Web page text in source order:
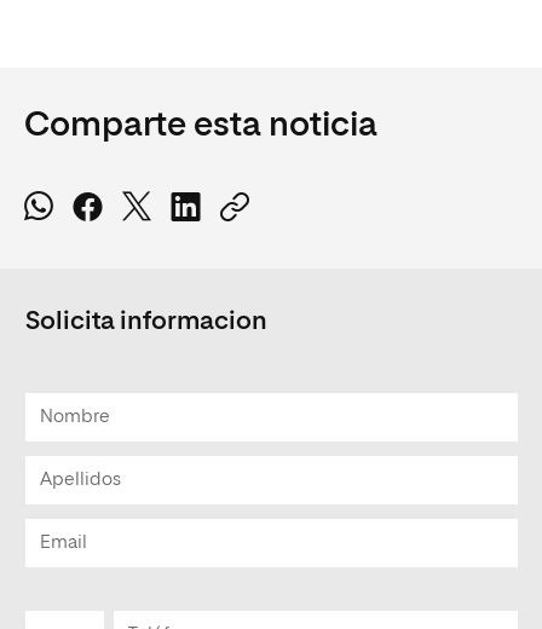
Comparte esta noticia
Solicita informacion